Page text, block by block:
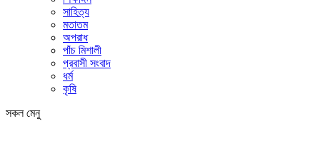
সাহিত্য
মতাতম
অপরাধ
পাঁচ মিশালী
প্রবাসী সংবাদ
ধর্ম
কৃষি
সকল মেনু